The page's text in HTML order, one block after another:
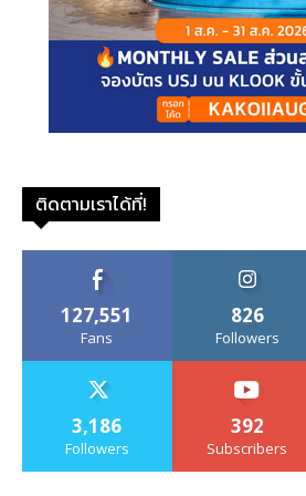
ติดตามเราได้ที่!
127,551
Fans
826
Followers
3,186
Followers
392
Subscribers